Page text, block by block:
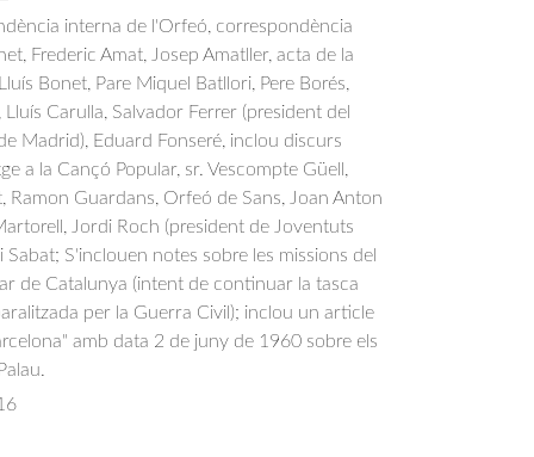
interna de l'Orfeó, correspondència
Frederic Amat, Josep Amatller, acta de la
Bonet, Pare Miquel Batllori, Pere Borés,
Lluís Carulla, Salvador Ferrer (president del
Madrid), Eduard Fonseré, inclou discurs
a la Cançó Popular, sr. Vescompte Güell,
Ramon Guardans, Orfeó de Sans, Joan Anton
Jordi Roch (president de Joventuts
Sabat; S'inclouen notes sobre les missions del
de Catalunya (intent de continuar la tasca
per la Guerra Civil); inclou un article
amb data 2 de juny de 1960 sobre els